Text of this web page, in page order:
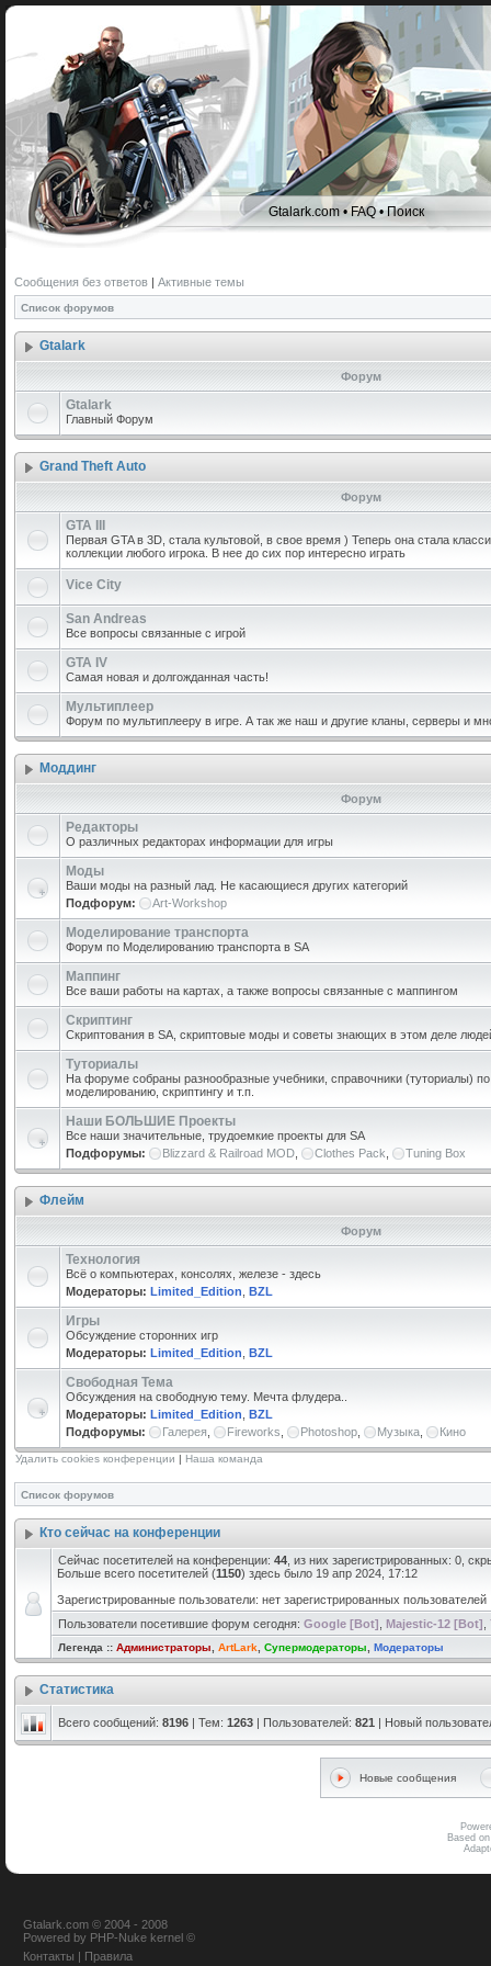
Gtalark.com •FAQ•Поиск
Сообщения без ответов | Активные темы
Список форумов
Gtalark
Форум
Gtalark
Главный Форум
Grand Theft Auto
Форум
GTA III
Первая GTA в 3D, стала культовой, в свое время ) Теперь она стала
коллекции любого игрока. В нее до сих пор интересно играть
Vice City
San Andreas
Все вопросы связанные с игрой
GTA IV
Самая новая и долгожданная часть!
Мультиплеер
Форум по мультиплееру в игре. А так же наш и другие кланы, серверы и
Моддинг
Форум
Редакторы
О различных редакторах информации для игры
Моды
Ваши моды на разный лад. Не касающиеся других категорий
Подфорум:
Art-Workshop
Моделирование транспорта
Форум по Моделированию транспорта в SA
Маппинг
Все ваши работы на картах, а также вопросы связанные с маппингом
Скриптинг
Скриптования в SA, скриптовые моды и советы знающих в этом деле
Туториалы
На форуме собраны разнообразные учебники, справочники (туториалы)
моделированию, скриптингу и т.п.
Наши БОЛЬШИЕ Проекты
Все наши значительные, трудоемкие проекты для SA
Подфорумы:
Blizzard & Railroad MOD Clothes Pack Tuning Box
Флейм
Форум
Технология
Всё о компьютерах, консолях, железе - здесь
Модераторы: Limited_Edition BZL
Игры
Обсуждение сторонних игр
Модераторы: Limited_Edition BZL
Свободная Тема
Обсуждения на свободную тему. Мечта флудера..
Модераторы: Limited_Edition BZL
Подфорумы:
Галерея Fireworks Photoshop Музыка Кино
Удалить cookies конференции | Наша команда
Список форумов
Кто сейчас на конференции
Сейчас посетителей на конференции: 44 , из них зарегистрированных: 0,
Больше всего посетителей (1150) здесь было 19 апр 2024, 17:12
Зарегистрированные пользователи: нет зарегистрированных пользователей
Пользователи посетившие форум сегодня: Google [Bot] Majestic-12 [Bot]
Легенда :: Администраторы ArtLark Супермодераторы Модераторы
Статистика
Всего сообщений: 8196 | Тем: 1263 | Пользователей: 821 | Новый
Новые сообщения
Based
Gtalark.com © 2004 - 2008
Powered by PHP-Nuke kernel ©
Контакты | Правила